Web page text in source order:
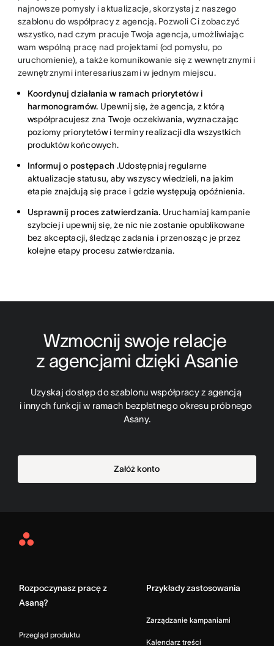
najnowsze pomysły i aktualizacje, skorzystaj z naszego
szablonu do współpracy z agencją. Pozwoli Ci zobaczyć
wszystko, nad czym pracuje Twoja agencja, umożliwiając
wam wspólną pracę nad projektami (od pomysłu, po
uruchomienie), a także komunikowanie się z wewnętrznymi i
zewnętrznymi interesariuszami w jednym miejscu.
Koordynuj działania w ramach priorytetów i
harmonogramów. Upewnij się, że agencja, z którą
współpracujesz zna Twoje oczekiwania, wyznaczając
poziomy priorytetów i terminy realizacji dla wszystkich
produktów końcowych.
Informuj o postępach .Udostępniaj regularne
aktualizacje statusu, aby wszyscy wiedzieli, na jakim
etapie znajdują się prace i gdzie występują opóźnienia.
Usprawnij proces zatwierdzania. Uruchamiaj kampanie
szybciej i upewnij się, że nic nie zostanie opublikowane
bez akceptacji, śledząc zadania i przenosząc je przez
kolejne etapy procesu zatwierdzania.
Wzmocnij swoje relacje
z agencjami dzięki Asanie
Uzyskaj dostęp do szablonu współpracy z agencją
i innych funkcji w ramach bezpłatnego okresu próbnego
Asany.
Załóż konto
Asana
Rozpoczynasz pracę z
Asaną?
Przegląd produktu
Przykłady zastosowania
Zarządzanie kampaniami
Kalendarz treści